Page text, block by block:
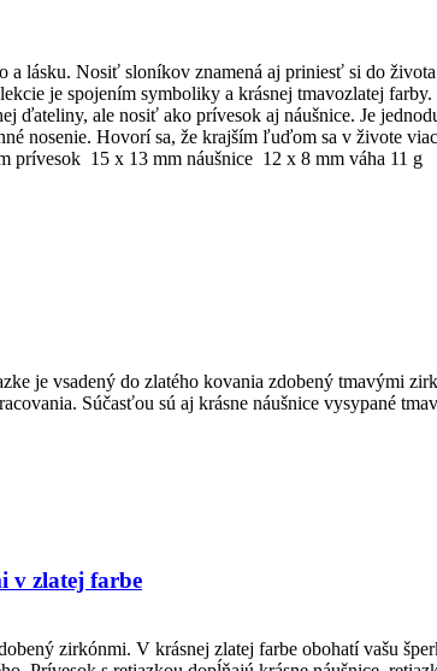
lásku. Nosiť sloníkov znamená aj priniesť si do
je spojením symboliky a krásnej tmavozlatej
ďateliny, ale nosiť ako prívesok aj náušnice. Je
nosenie. Hovorí sa, že krajším ľuďom sa v živote
prívesok 15 x 13 mm náušnice 12 x 8 mm váha 11 g
je vsadený do zlatého kovania zdobený tmavými
Súčasťou sú aj krásne náušnice vysypané
v zlatej farbe
zirkónmi. V krásnej zlatej farbe obohatí vašu